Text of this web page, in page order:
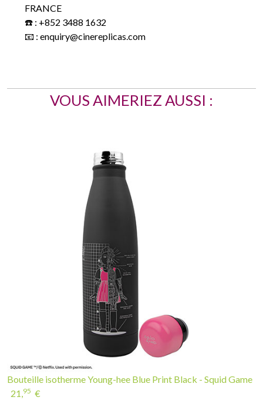
FRANCE
☎️ : +852 3488 1632
📧 : enquiry@cinereplicas.com
VOUS AIMERIEZ AUSSI :
Bouteille isotherme Young-hee Blue Print Black - Squid Game
21,95 €